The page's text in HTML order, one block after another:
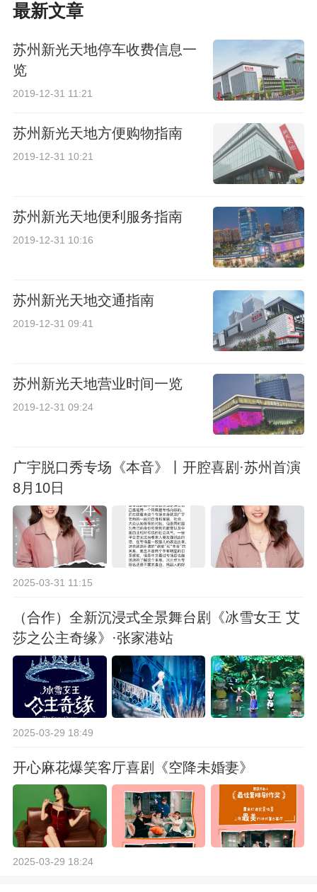
最新文章
苏州新光天地停车收费信息一
览
2019-12-31 11:21
苏州新光天地方便购物指南
2019-12-31 10:21
苏州新光天地便利服务指南
2019-12-31 10:16
苏州新光天地交通指南
2019-12-31 09:41
苏州新光天地营业时间一览
2019-12-31 09:24
广宇脱口秀专场《本音》丨开腔喜剧·苏州首演
8月10日
2025-03-31 11:15
（合作）全新沉浸式全景舞台剧《冰雪女王 艾
莎之公主奇缘》·张家港站
2025-03-29 18:49
开心麻花爆笑客厅喜剧《空降未婚妻》
2025-03-29 18:24